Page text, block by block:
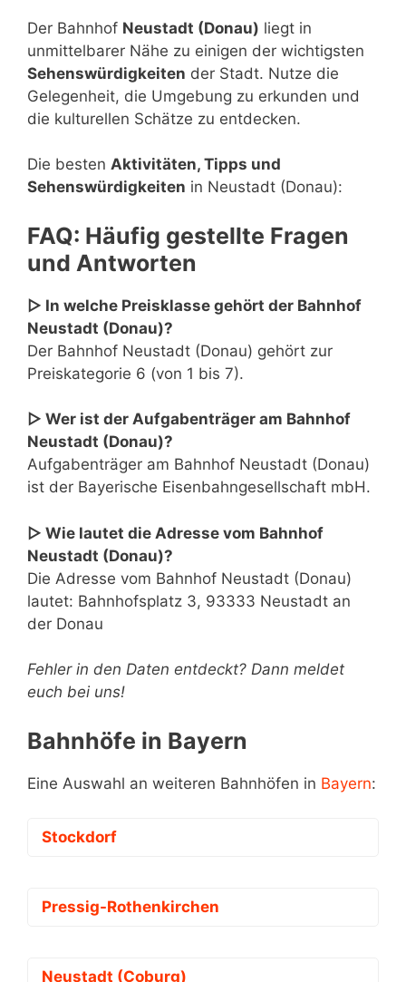
Der Bahnhof Neustadt (Donau) liegt in
unmittelbarer Nähe zu einigen der wichtigsten
Sehenswürdigkeiten der Stadt. Nutze die
Gelegenheit, die Umgebung zu erkunden und
die kulturellen Schätze zu entdecken.
Die besten Aktivitäten, Tipps und
Sehenswürdigkeiten in Neustadt (Donau):
FAQ: Häufig gestellte Fragen
und Antworten
▷ In welche Preisklasse gehört der Bahnhof
Neustadt (Donau)?
Der Bahnhof Neustadt (Donau) gehört zur
Preiskategorie 6 (von 1 bis 7).
▷ Wer ist der Aufgabenträger am Bahnhof
Neustadt (Donau)?
Aufgabenträger am Bahnhof Neustadt (Donau)
ist der Bayerische Eisenbahngesellschaft mbH.
▷ Wie lautet die Adresse vom Bahnhof
Neustadt (Donau)?
Die Adresse vom Bahnhof Neustadt (Donau)
lautet: Bahnhofsplatz 3, 93333 Neustadt an
der Donau
Fehler in den Daten entdeckt? Dann meldet
euch bei uns!
Bahnhöfe in Bayern
Eine Auswahl an weiteren Bahnhöfen in Bayern:
Stockdorf
Pressig-Rothenkirchen
Neustadt (Coburg)